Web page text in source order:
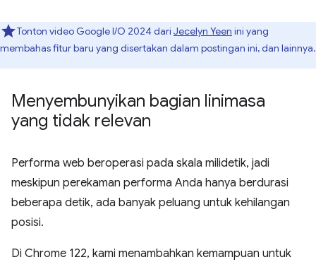
Tonton video Google I/O 2024 dari Jecelyn Yeen ini yang
membahas fitur baru yang disertakan dalam postingan ini, dan lainnya.
Menyembunyikan bagian linimasa
yang tidak relevan
Performa web beroperasi pada skala milidetik, jadi
meskipun perekaman performa Anda hanya berdurasi
beberapa detik, ada banyak peluang untuk kehilangan
posisi.
Di Chrome 122, kami menambahkan kemampuan untuk